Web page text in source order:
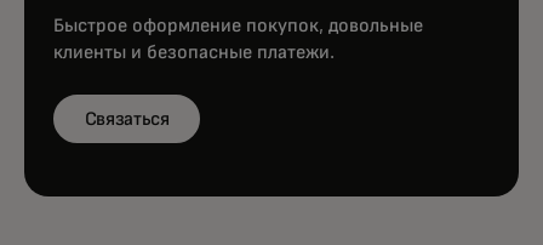
Быстрое оформление покупок, довольные
клиенты и безопасные платежи.
Связаться